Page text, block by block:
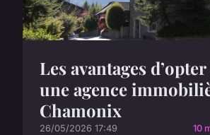
Les avantages
une agence
Chamonix
26/05/2026 17:49 10